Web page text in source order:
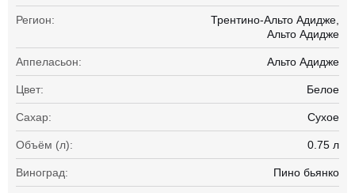
Регион:
Трентино-Альто Адидже,
Альто Адидже
Аппеласьон: Альто Адидже
Цвет: Белое
Сахар: Сухое
Объём (л): 0.75 л
Виноград: Пино бьянко